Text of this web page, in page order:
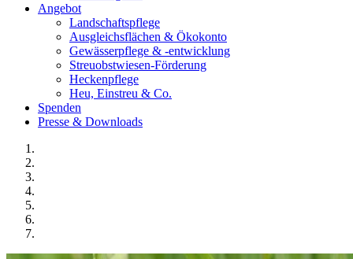
Angebot
Landschaftspflege
Ausgleichsflächen & Ökokonto
Gewässerpflege & -entwicklung
Streuobstwiesen-Förderung
Heckenpflege
Heu, Einstreu & Co.
Spenden
Presse & Downloads